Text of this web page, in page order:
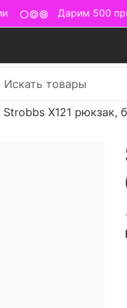
Дарим 500
Strobbs X121 рюкзак,